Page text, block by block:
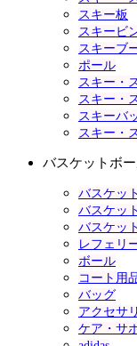
スキー板
スキービ
スキーブ
ポール
スキー・
スキー・
スキーバ
スキー・
バスケットボ
バスケッ
バスケッ
バスケッ
レフェリ
ボール
コート用
バッグ
アクセサ
ケア・サ